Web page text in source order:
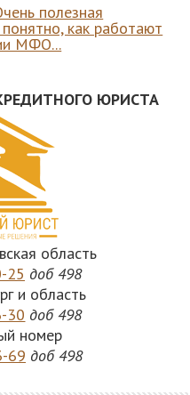
полезная
как работают
МФО...
ЮРИСТА
область
25 доб 498
и область
30 доб 498
номер
69 доб 498